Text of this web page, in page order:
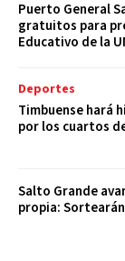
Puerto General
gratuitos para
Educativo de la
Deportes
Timbuense hará
por los cuartos
Salto Grande
propia: